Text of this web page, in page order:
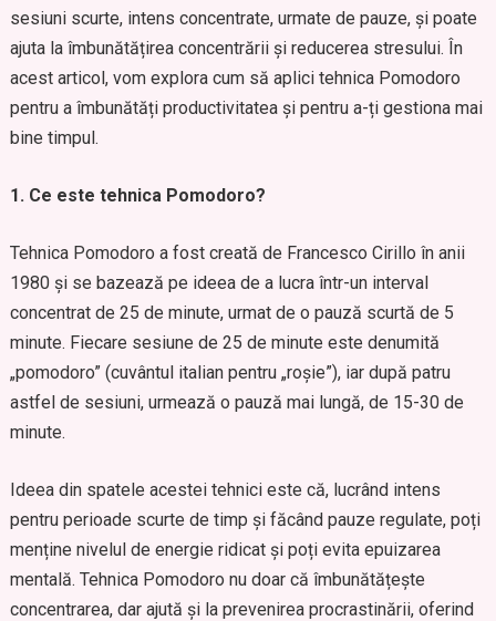
sesiuni scurte, intens concentrate, urmate de pauze, și poate
ajuta la îmbunătățirea concentrării și reducerea stresului. În
acest articol, vom explora cum să aplici tehnica Pomodoro
pentru a îmbunătăți productivitatea și pentru a-ți gestiona mai
bine timpul.
1. Ce este tehnica Pomodoro?
Tehnica Pomodoro a fost creată de Francesco Cirillo în anii
1980 și se bazează pe ideea de a lucra într-un interval
concentrat de 25 de minute, urmat de o pauză scurtă de 5
minute. Fiecare sesiune de 25 de minute este denumită
„pomodoro” (cuvântul italian pentru „roșie”), iar după patru
astfel de sesiuni, urmează o pauză mai lungă, de 15-30 de
minute.
Ideea din spatele acestei tehnici este că, lucrând intens
pentru perioade scurte de timp și făcând pauze regulate, poți
menține nivelul de energie ridicat și poți evita epuizarea
mentală. Tehnica Pomodoro nu doar că îmbunătățește
concentrarea, dar ajută și la prevenirea procrastinării, oferind